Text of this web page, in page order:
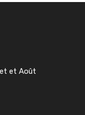
et Août